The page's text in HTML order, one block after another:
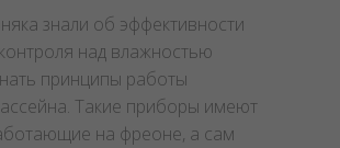
знали об эффективности
над влажностью
принципы работы
Такие приборы имеют
на фреоне, а сам